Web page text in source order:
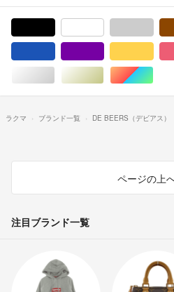
シルバー/銀色系ゴールド/金色系
マル
ラクマ ブランド一覧 DE BEERS（デビアス）
ページの上
注目ブランド一覧